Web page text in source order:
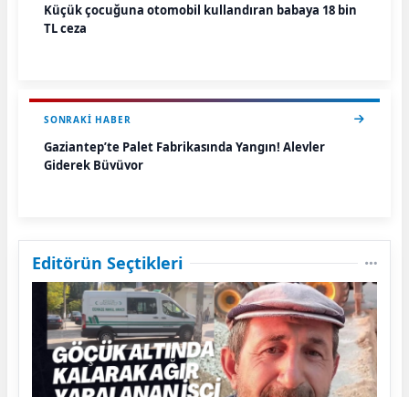
Küçük çocuğuna otomobil kullandıran babaya 18 bin
TL ceza
SONRAKI HABER
Gaziantep’te Palet Fabrikasında Yangın! Alevler
Giderek Büyüyor
Editörün Seçtikleri